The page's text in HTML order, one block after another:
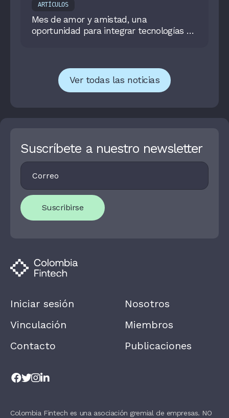
ARTÍCULOS
Mes de amor y amistad, una
oportunidad para integrar tecnologías de
Ver todas las noticias
Suscríbete a nuestro newsletter
Footer
Newsletter
Suscribirse
I
O
U
A
R
N
,
V
H
S
L
A
Iniciar sesión
Vinculación
Contacto
Nosotros
Miembros
Publicaciones
Colombia Fintech es una asociación gremial de empresas. NO